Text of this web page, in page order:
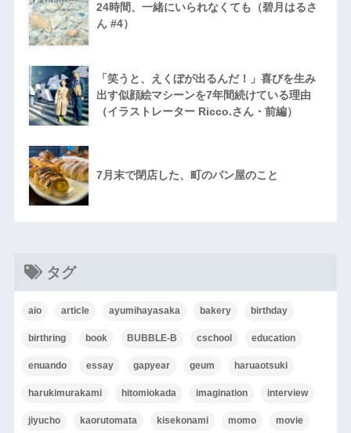
24時間、一緒にいられなくても（碧月はるさ
ん #4）
「笑うと、えくぼが出るんだ！」喜びを生み
出す似顔絵マシーンを7年間続けている理由
（イラストレーター Ricco.さん・前編）
7月末で閉店した、町のパン屋のこと
タグ
aio article ayumihayasaka bakery birthday
birthring book BUBBLE-B cschool education
enuando essay gapyear geum haruaotsuki
harukimurakami hitomiokada imagination interview
jiyucho kaorutomata kisekonami momo movie